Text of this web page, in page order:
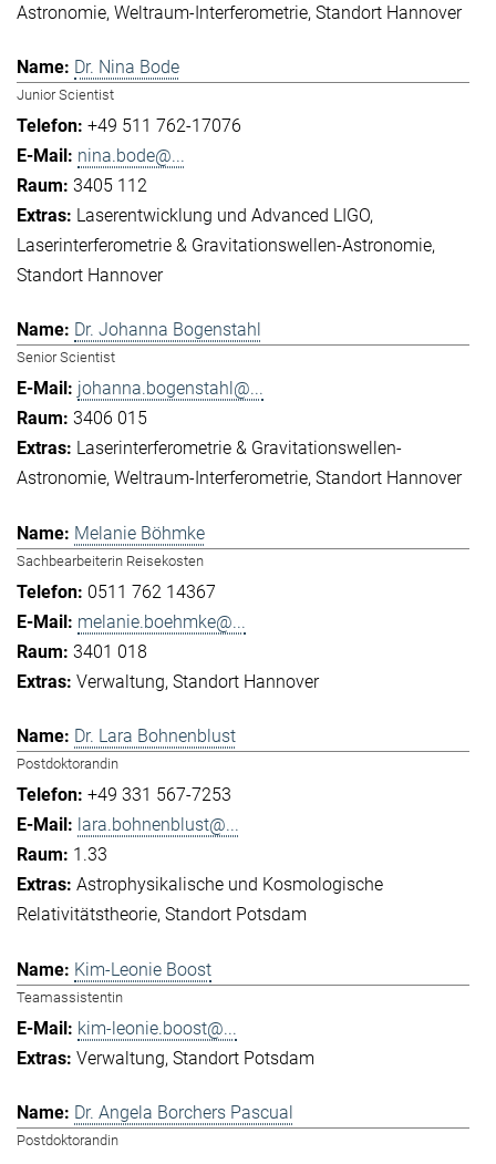
Astronomie Weltraum-Interferometrie Standort Hannover
Dr. Nina Bode
Junior Scientist
+49 511 762-17076
nina.bode@...
3405 112
Laserentwicklung und Advanced LIGO
Laserinterferometrie & Gravitationswellen-Astronomie
Standort Hannover
Dr. Johanna Bogenstahl
Senior Scientist
johanna.bogenstahl@...
3406 015
Laserinterferometrie & Gravitationswellen-
Astronomie Weltraum-Interferometrie Standort Hannover
Melanie Böhmke
Sachbearbeiterin Reisekosten
0511 762 14367
melanie.boehmke@...
3401 018
Verwaltung Standort Hannover
Dr. Lara Bohnenblust
Postdoktorandin
+49 331 567-7253
lara.bohnenblust@...
1.33
Astrophysikalische und Kosmologische
Relativitätstheorie Standort Potsdam
Kim-Leonie Boost
Teamassistentin
kim-leonie.boost@...
Verwaltung Standort Potsdam
Dr. Angela Borchers Pascual
Postdoktorandin